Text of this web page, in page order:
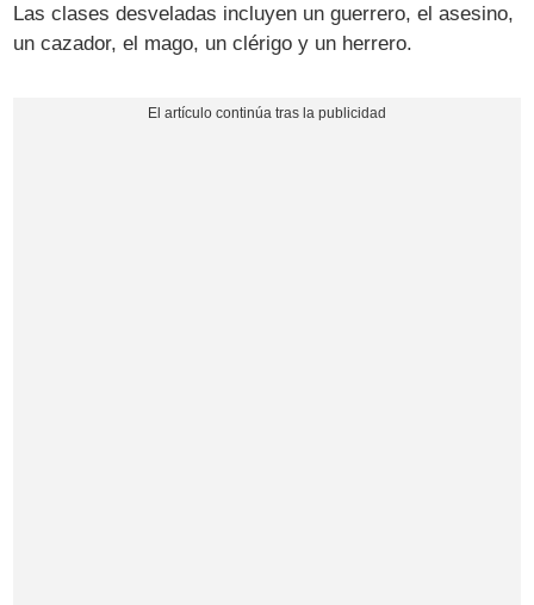
Las clases desveladas incluyen un guerrero, el asesino,
un cazador, el mago, un clérigo y un herrero.